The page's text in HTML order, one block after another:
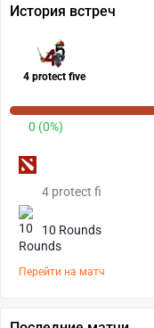
История встреч
4 protect five
0 (0%)
4 protect fi
10 Rounds
Перейти на матч